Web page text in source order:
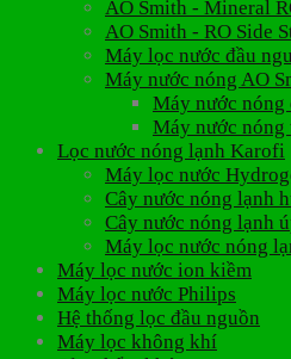
AO Smith - Mineral
AO Smith - RO Side
Máy lọc nước đầu
Máy nước nóng AO
Máy nước nóng
Máy nước nóng
Lọc nước nóng lạnh Karofi
Máy lọc nước
Cây nước nóng lạnh
Cây nước nóng lạnh
Máy lọc nước nóng
Máy lọc nước ion kiềm
Máy lọc nước Philips
Hệ thống lọc đầu nguồn
Máy lọc không khí